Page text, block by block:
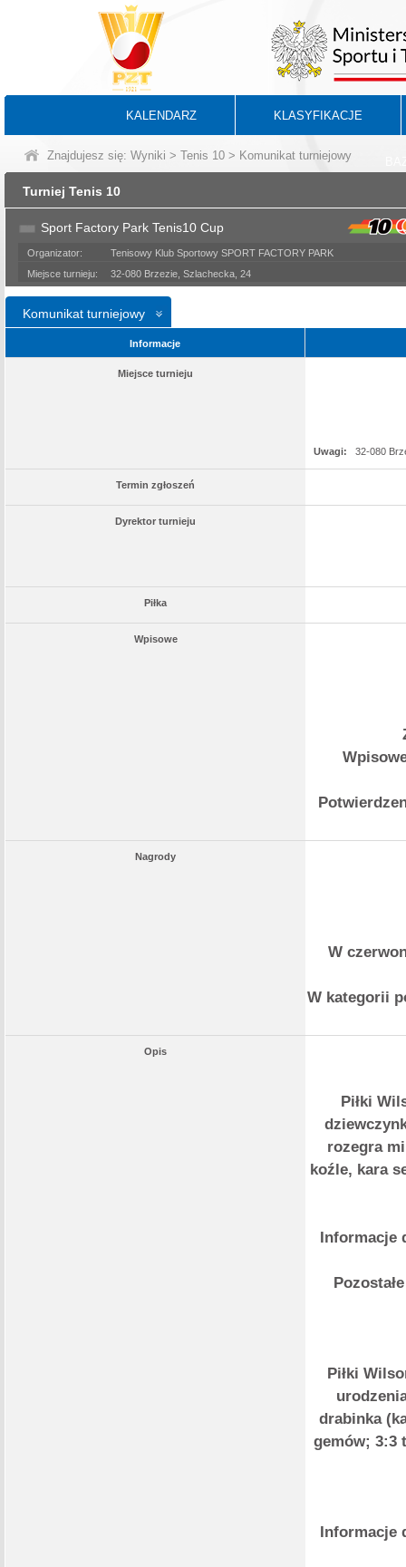
KALENDARZ KLASYFIKACJE
Znajdujesz się: Wyniki > Tenis 10 > Komunikat turniejowy
Turniej Tenis 10
Sport Factory Park Tenis10 Cup
Organizator:
Tenisowy Klub Sportowy SPORT FACTORY PARK
Miejsce turnieju:
32-080 Brzezie, Szlachecka, 24
Komunikat turniejowy
Informacje
Miejsce turnieju
Uwagi: 32-080
Termin zgłoszeń
Dyrektor turnieju
Piłka
Wpisowe
Nagrody
W
W kategorii
Opis
Piłki
rozegra
koźle, kara
Informacje
Piłki
drabinka
gemów; 3:3
Informacje